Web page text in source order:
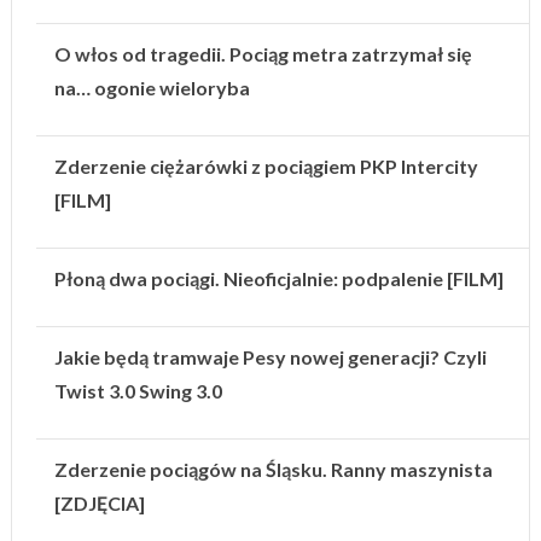
O włos od tragedii. Pociąg metra zatrzymał się
na… ogonie wieloryba
Zderzenie ciężarówki z pociągiem PKP Intercity
[FILM]
Płoną dwa pociągi. Nieoficjalnie: podpalenie [FILM]
Jakie będą tramwaje Pesy nowej generacji? Czyli
Twist 3.0 Swing 3.0
Zderzenie pociągów na Śląsku. Ranny maszynista
[ZDJĘCIA]